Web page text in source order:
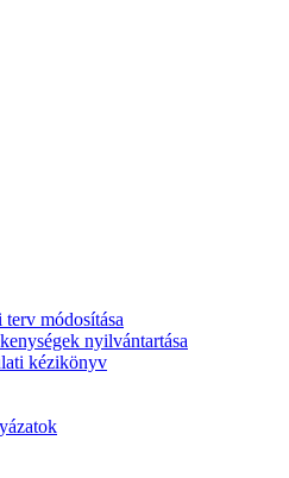
terv módosítása
nyilvántartása
kézikönyv